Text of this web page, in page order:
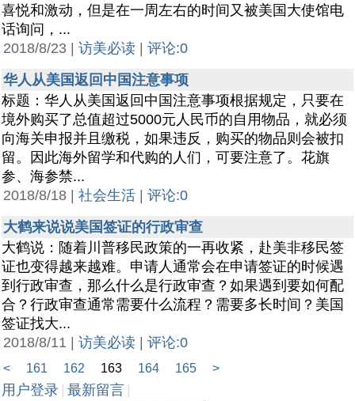
喜悦和激动，但是在一周左右的时间又被美国大使馆电
话询问，...
2018/8/23 | 访美必读
评论:0
华人从美国返回中国注意事项
标题：华人从美国返回中国注意事项根据规定，只要在
境外购买了总值超过5000元人民币的自用物品，就必须
向海关申报并且缴税，如果违反，购买的物品则会被扣
留。因此海外留学和代购的人们，可要注意了。花旗
参、海参禁...
2018/8/18 | 社会生活
评论:0
大鹤来说说美国签证的行政审查
大鹤说：随着川普移民政策的一再收紧，赴美非移民签
证也变得越来越难。申请人通常会在申请签证的时候遇
到行政审查，那么什么是行政审查？如果遇到要如何配
合？行政审查通常需要什么流程？需要多长时间？美国
签证找大...
2018/8/11 | 访美必读 评论:0
< 161 162 163 164 165 >
用户登录 最新留言